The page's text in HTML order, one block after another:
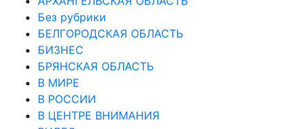
Без рубрики
БЕЛГОРОДСКАЯ ОБЛАСТЬ
БИЗНЕС
БРЯНСКАЯ ОБЛАСТЬ
В МИРЕ
В РОССИИ
В ЦЕНТРЕ ВНИМАНИЯ